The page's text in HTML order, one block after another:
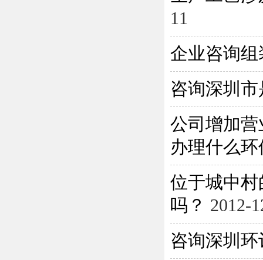
11
企业咨询
咨询深圳
公司增加
办理什么
位于城中
吗？ 2012-
咨询深圳